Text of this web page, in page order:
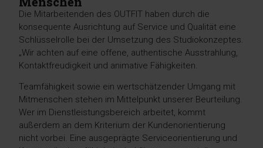
Die Mitarbeitenden des OUTFIT haben durch die
konsequente Ausrichtung auf Service und Qualität eine
Schlüsselrolle bei der Umsetzung des Studiokonzeptes.
„Wir achten auf eine offene, authentische Ausstrahlung,
Kontaktfreudigkeit und animative Fähigkeiten.
Teamfähigkeit sowie ein wertschätzender Umgang mit
Mitmenschen stehen im Mittelpunkt unserer Beurteilung.
Wer im Dienstleistungsbereich arbeitet, kommt
außerdem an dem Kriterium der Kundenorientierung
nicht vorbei. Eine ausgeprägte Serviceorientierung und